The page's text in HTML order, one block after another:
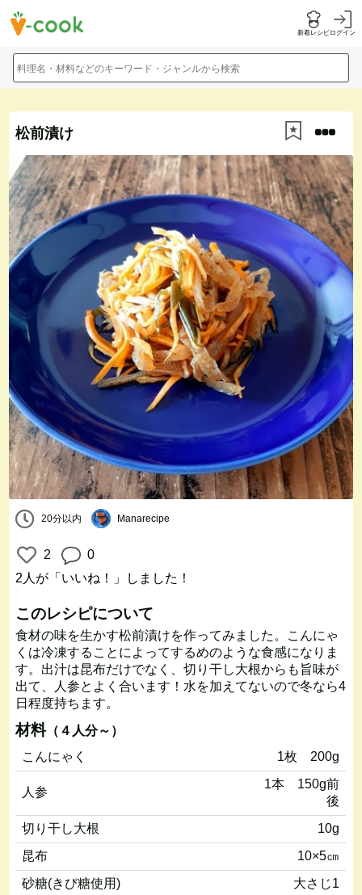
新着レシピログイン
料理名・材料などのキーワード・ジャンルから検索
松前漬け
20分以内 Manarecipe
2
0
2人 が「いいね！」しました！
このレシピについて
食材の味を生かす松前漬けを作ってみました。こんにゃ
くは冷凍することによってするめのような食感になりま
す。出汁は昆布だけでなく、切り干し大根からも旨味が
出て、人参とよく合います！水を加えてないので冬なら4
日程度持ちます。
材料（４人分～）
こんにゃく
1枚 200g
人参
1本 150g前
後
切り干し大根
10g
昆布
10×5㎝
砂糖(きび糖使用)
大さじ1